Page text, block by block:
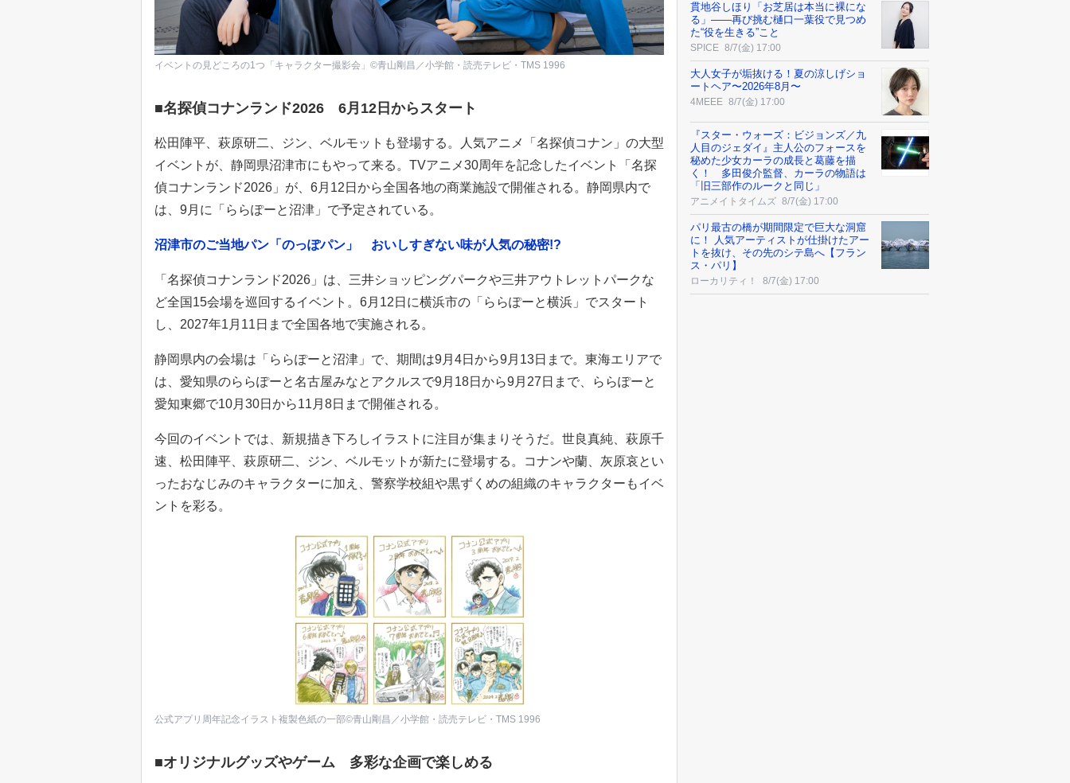
イベントの見どころの1つ「キャラクター撮影会」©青山剛昌／小学館・読売テレビ・TMS 1996
■名探偵コナンランド2026 6月12日からスタート
松田陣平、萩原研二、ジン、ベルモットも登場する。人気アニメ「名探偵コナン」の大型
イベントが、静岡県沼津市にもやって来る。TVアニメ30周年を記念したイベント「名探
偵コナンランド2026」が、6月12日から全国各地の商業施設で開催される。静岡県内で
は、9月に「ららぽーと沼津」で予定されている。
沼津市のご当地パン「のっぽパン」 おいしすぎない味が人気の秘密!?
「名探偵コナンランド2026」は、三井ショッピングパークや三井アウトレットパークな
ど全国15会場を巡回するイベント。6月12日に横浜市の「ららぽーと横浜」でスタート
し、2027年1月11日まで全国各地で実施される。
静岡県内の会場は「ららぽーと沼津」で、期間は9月4日から9月13日まで。東海エリアで
は、愛知県のららぽーと名古屋みなとアクルスで9月18日から9月27日まで、ららぽーと
愛知東郷で10月30日から11月8日まで開催される。
今回のイベントでは、新規描き下ろしイラストに注目が集まりそうだ。世良真純、萩原千
速、松田陣平、萩原研二、ジン、ベルモットが新たに登場する。コナンや蘭、灰原哀とい
ったおなじみのキャラクターに加え、警察学校組や黒ずくめの組織のキャラクターもイベ
ントを彩る。
公式アプリ周年記念イラスト複製色紙の一部©青山剛昌／小学館・読売テレビ・TMS 1996
■オリジナルグッズやゲーム 多彩な企画で楽しめる
貫地谷しほり「お芝居は本当に裸にな
る」――再び挑む樋口一葉役で見つめ
た“役を生きる”こと
SPICE 8/7(金) 17:00
大人女子が垢抜ける！夏の涼しげショ
ートヘア〜2026年8月〜
4MEEE 8/7(金) 17:00
『スター・ウォーズ：ビジョンズ／九
人目のジェダイ』主人公のフォースを
秘めた少女カーラの成長と葛藤を描
く！ 多田俊介監督、カーラの物語は
「旧三部作のルークと同じ」
アニメイトタイムズ 8/7(金) 17:00
パリ最古の橋が期間限定で巨大な洞窟
に！ 人気アーティストが仕掛けたアー
トを抜け、その先のシテ島へ【フラン
ス・パリ】
ローカリティ！ 8/7(金) 17:00